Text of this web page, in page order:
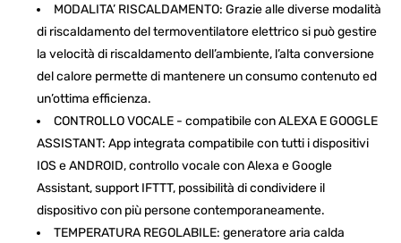
MODALITA’ RISCALDAMENTO: Grazie alle diverse modalità
di riscaldamento del termoventilatore elettrico si può gestire
la velocità di riscaldamento dell’ambiente, l’alta conversione
del calore permette di mantenere un consumo contenuto ed
un’ottima efficienza.
CONTROLLO VOCALE - compatibile con ALEXA E GOOGLE
ASSISTANT: App integrata compatibile con tutti i dispositivi
IOS e ANDROID, controllo vocale con Alexa e Google
Assistant, support IFTTT, possibilità di condividere il
dispositivo con più persone contemporaneamente.
TEMPERATURA REGOLABILE: generatore aria calda